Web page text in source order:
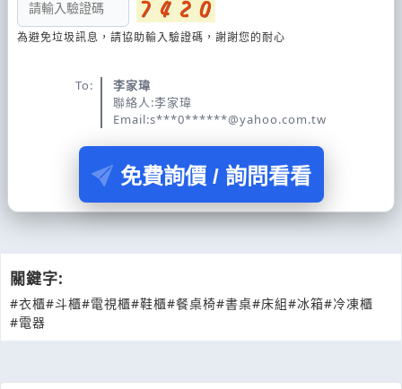
為避免垃圾訊息，請協助輸入驗證碼，謝謝您的耐心
To:
李家瑋
聯絡人:李家瑋
Email:s***0******@yahoo.com.tw
免費詢價 / 詢問看看
關鍵字:
#衣櫃#斗櫃#電視櫃#鞋櫃#餐桌椅#書桌#床組#冰箱#冷凍櫃
#電器